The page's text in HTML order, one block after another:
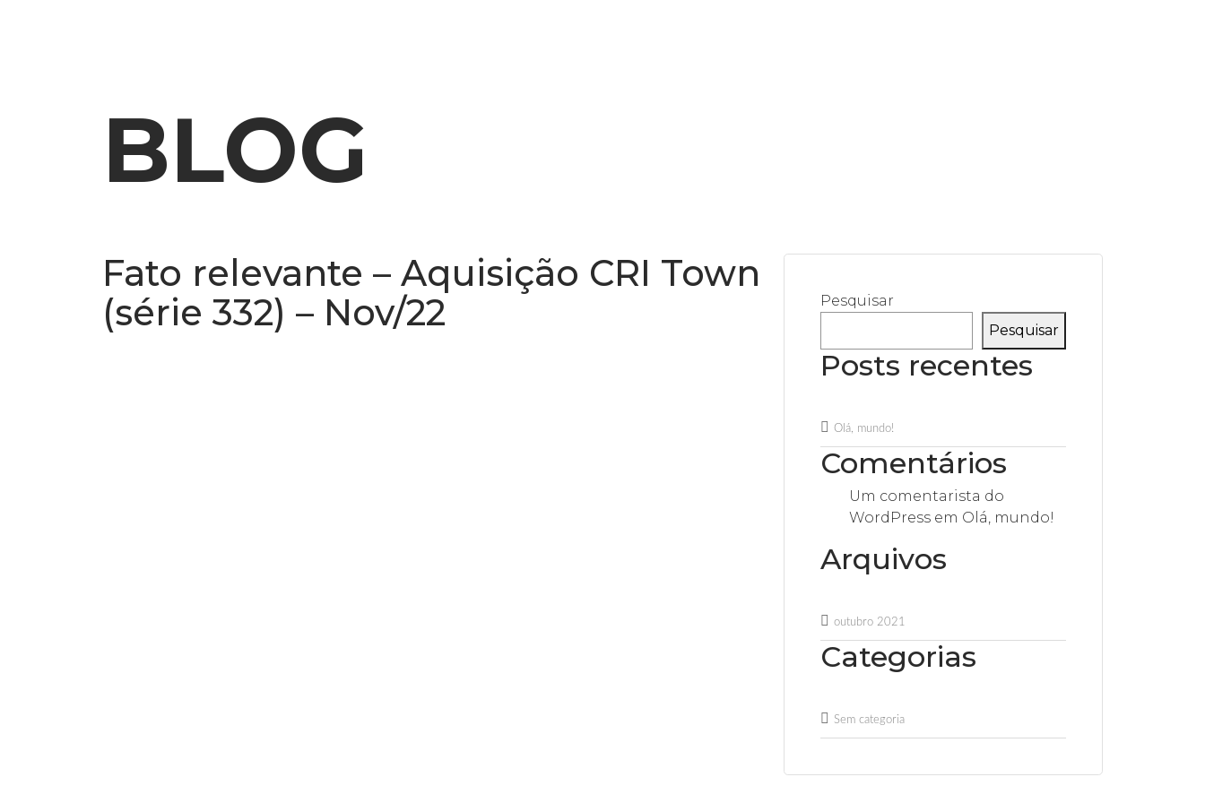
BLOG
Fato relevante – Aquisição CRI Town
(série 332) – Nov/22
Pesquisar
Pesquisar
Posts recentes
Olá, mundo!
Comentários
Um comentarista do
WordPress em Olá, mundo!
Arquivos
outubro 2021
Categorias
Sem categoria